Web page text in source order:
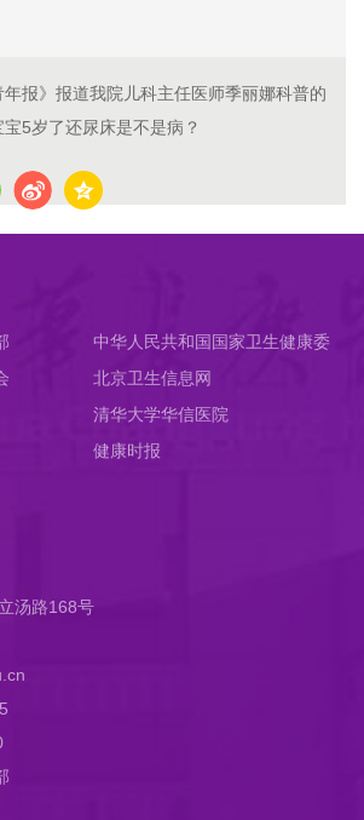
年报》报道我院儿科主任医师季丽娜科普的
5岁了还尿床是不是病？
中华人民共和国国家卫生健康委
员会
北京卫生信息网
清华大学华信医院
健康时报
汤路168号